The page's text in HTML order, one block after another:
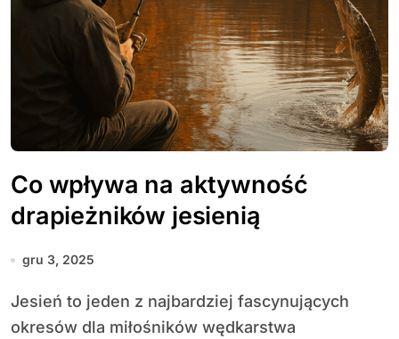
Co wpływa na aktywność
drapieżników jesienią
gru 3, 2025
Jesień to jeden z najbardziej fascynujących
okresów dla miłośników wędkarstwa